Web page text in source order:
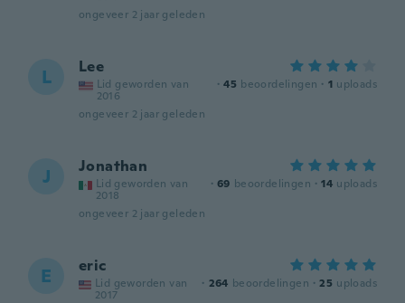
ongeveer 2 jaar geleden
L Lee
Lid geworden van
2016
· 45 beoordelingen · 1 uploads
ongeveer 2 jaar geleden
J Jonathan
Lid geworden van
2018
· 69 beoordelingen · 14 uploads
ongeveer 2 jaar geleden
E eric
Lid geworden van
2017
· 264 beoordelingen · 25 uploads